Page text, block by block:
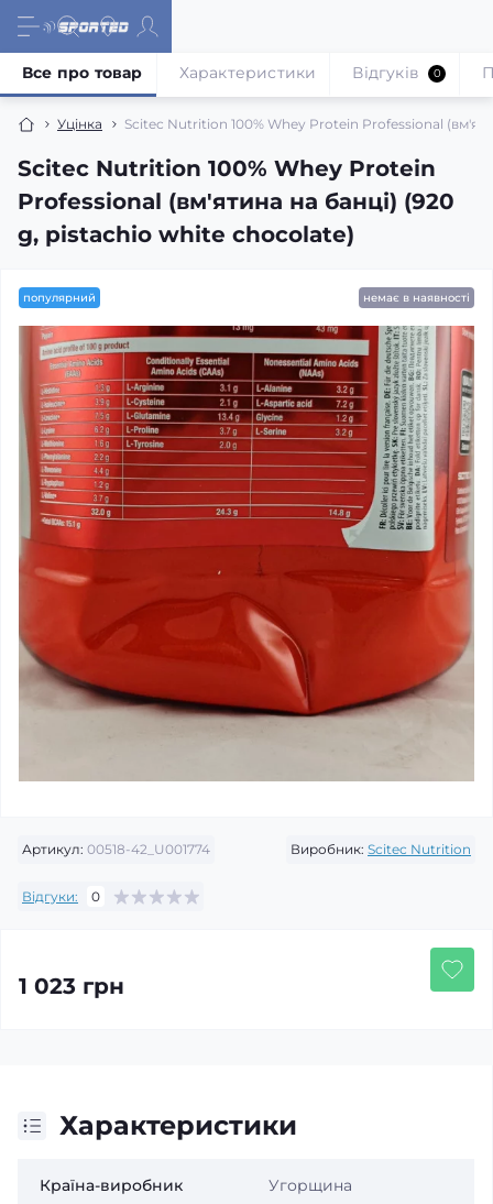
Уцінка Scitec Nutrition 100% Whey Protein Professional
Scitec Nutrition 100% Whey Protein
Professional (вм'ятина на банці) (920
g, pistachio white chocolate)
Все про товар Характеристики Відгуків 0
популярний немає в наявності
Артикул: 00518-42_U001774 Виробник: Scitec Nutrition
Відгуки: 0
1 023 грн
Характеристики
Країна-виробник Угорщина